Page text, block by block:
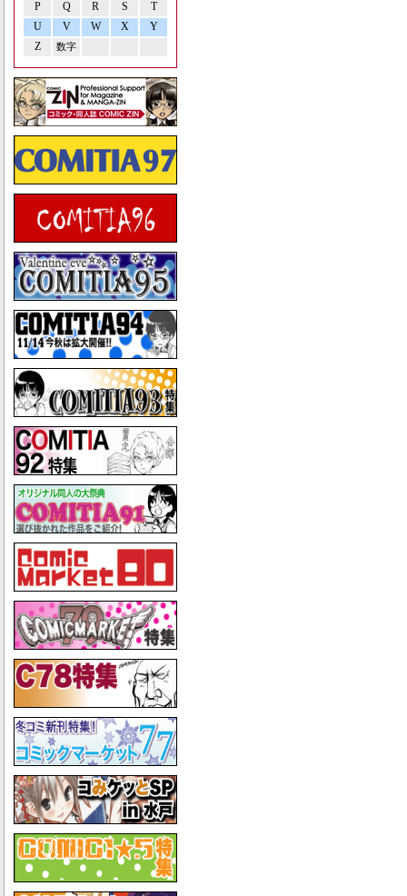
P Q R S
T
U
V W X
Y
Z
数字